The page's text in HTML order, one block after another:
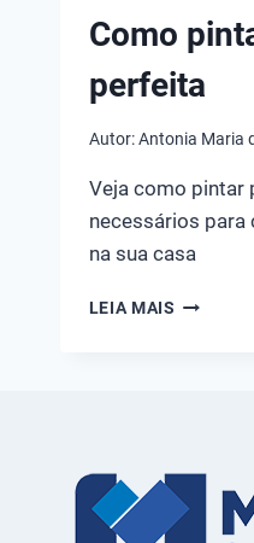
Como
perfeita
Autor: Antonia Maria
Veja como pintar
necessários
na sua casa
LEIA MAIS COMO